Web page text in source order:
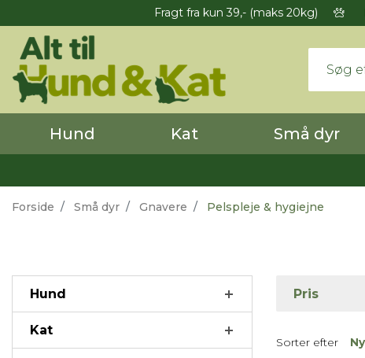
Fragt fra kun 39,- (maks 20kg)
Hund Kat Små dyr
Forside Små dyr Gnavere Pelspleje & hygiejne
Hund
Kat
Pris
Sorter efter